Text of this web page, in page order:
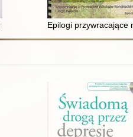
Epilogi przywracające